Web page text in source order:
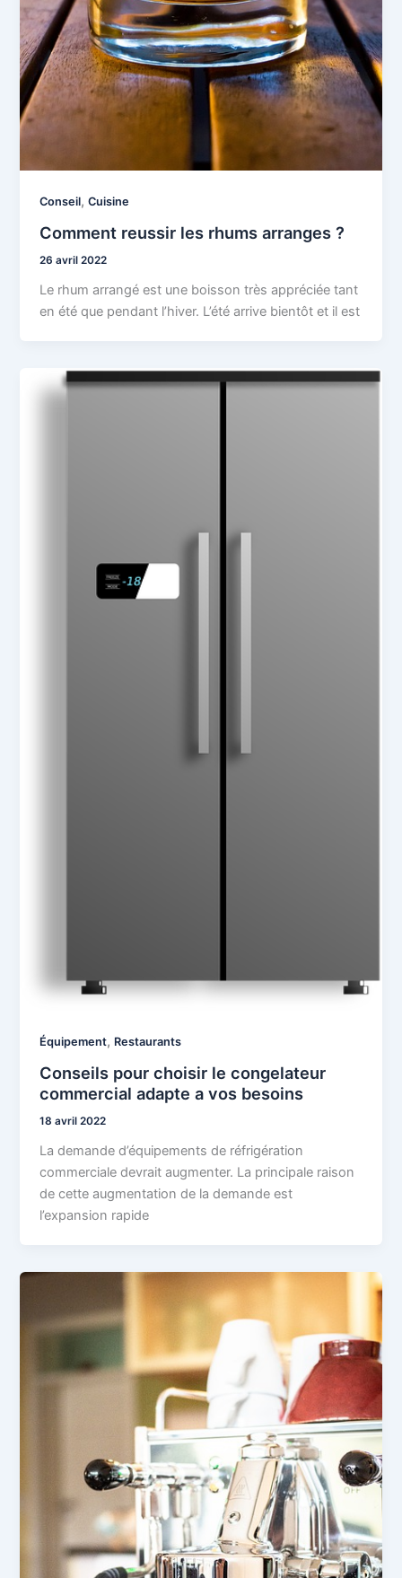
Conseil,Cuisine
Comment reussir les rhums arranges ?
26 avril 2022
Le rhum arrangé est une boisson très appréciée tant
en été que pendant l’hiver. L’été arrive bientôt et il est
Équipement, Restaurants
Conseils pour choisir le congelateur
commercial adapte a vos besoins
18 avril 2022
La demande d’équipements de réfrigération
commerciale devrait augmenter. La principale raison
de cette augmentation de la demande est
l’expansion rapide